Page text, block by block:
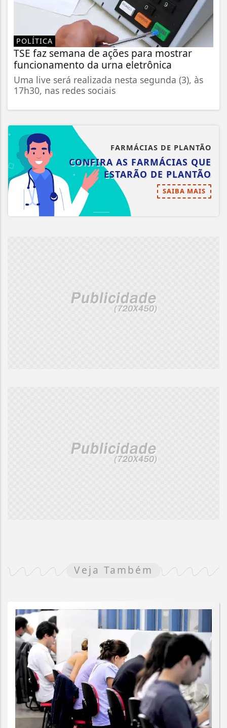
POLÍTICA
TSE faz semana de ações para mostrar
funcionamento da urna eletrônica
Uma live será realizada nesta segunda (3), às
17h30, nas redes sociais
FARMÁCIAS DE PLANTÃO
CONFIRA AS FARMÁCIAS QUE
ESTARÃO DE PLANTÃO
SAIBA MAIS
Veja Também